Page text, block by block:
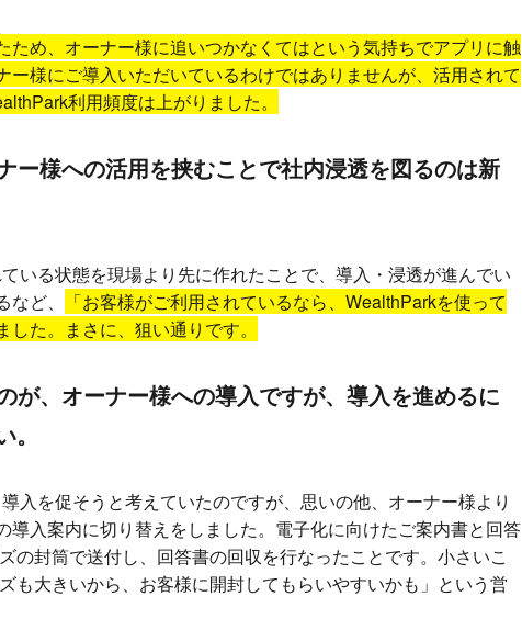
ため、オーナー様に追いつかなくてはという気持ちでアプリに触
様にご導入いただいているわけではありませんが、活用されて
利用頻度は上がりました。
ー様への活用を挟むことで社内浸透を図るのは新
いる状態を現場より先に作れたことで、導入・浸透が進んでい
ど、
「お客様がご利用されているなら、WealthParkを使って
た。まさに、狙い通りです。
が、オーナー様への導入ですが、導入を進めるに
入を促そうと考えていたのですが、思いの他、オーナー様より
入案内に切り替えをしました。電子化に向けたご案内書と回答
の封筒で送付し、回答書の回収を行なったことです。小さいこ
も大きいから、お客様に開封してもらいやすいかも」という営